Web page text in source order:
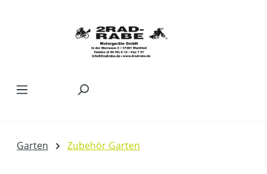
Garten Zubehör Garten